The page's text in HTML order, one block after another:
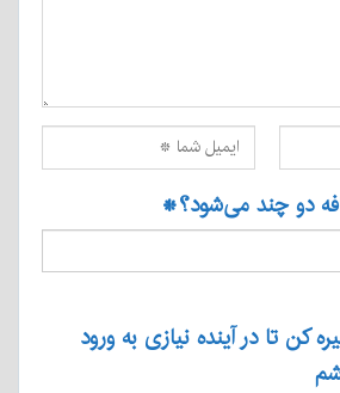
دو چند می‌شود؟*
کن تا در آینده نیازی به ورود